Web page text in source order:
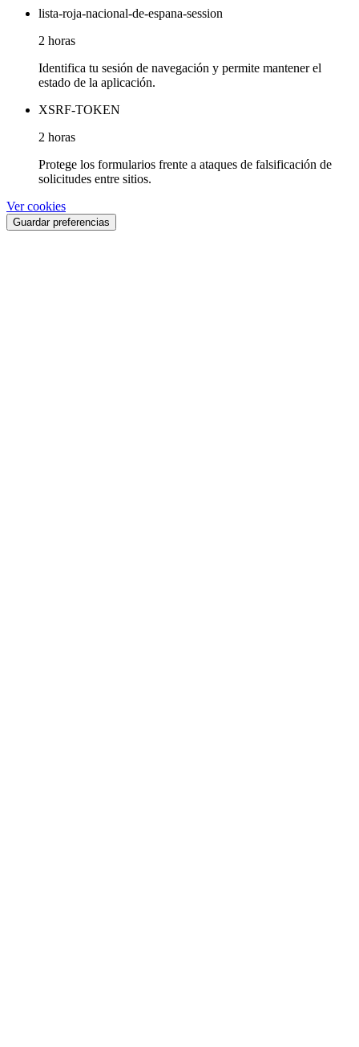
lista-roja-nacional-de-espana-session
2 horas
Identifica tu sesión de navegación y permite mantener el
estado de la aplicación.
XSRF-TOKEN
2 horas
Protege los formularios frente a ataques de falsificación de
solicitudes entre sitios.
Ver cookies
Guardar preferencias